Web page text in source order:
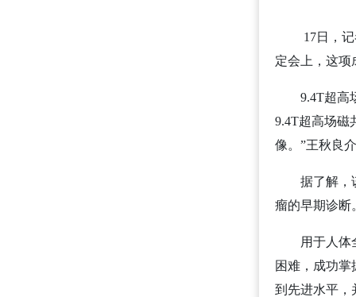
17日，
定会上，这项
9.4T超高
9.4T超高场磁
像。”王秋良
据了解，
瘤的早期诊断
用于人体
困难，成功
到先进水平，